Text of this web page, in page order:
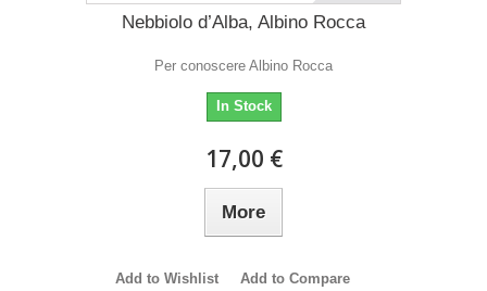
Nebbiolo d’Alba, Albino Rocca
Per conoscere Albino Rocca
In Stock
17,00 €
More
Add to Wishlist Add to Compare